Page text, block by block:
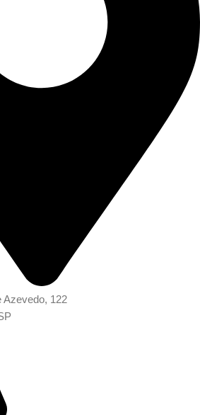
Azevedo, 122